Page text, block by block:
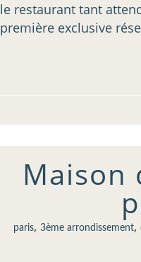
le restaurant tant
première exclusive
Maison
paris, 3ème arrondissement,